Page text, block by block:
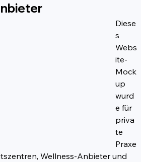
Diese
s
Webs
ite-
Mock
up
wurd
e für
priva
te
Praxe
Wellness-Anbieter und